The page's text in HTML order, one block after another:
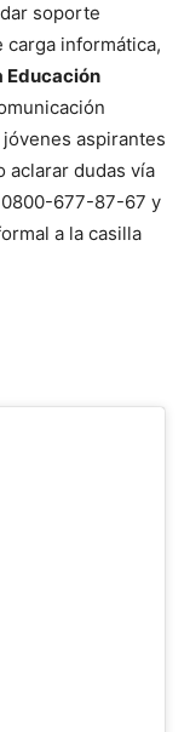
soporte
informática,
Educación
aspirantes
aclarar dudas vía
677-87-67 y
a la casilla